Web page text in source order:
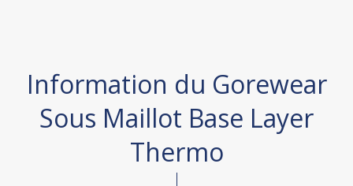
Information du Gorewear
Sous Maillot Base Layer
Thermo